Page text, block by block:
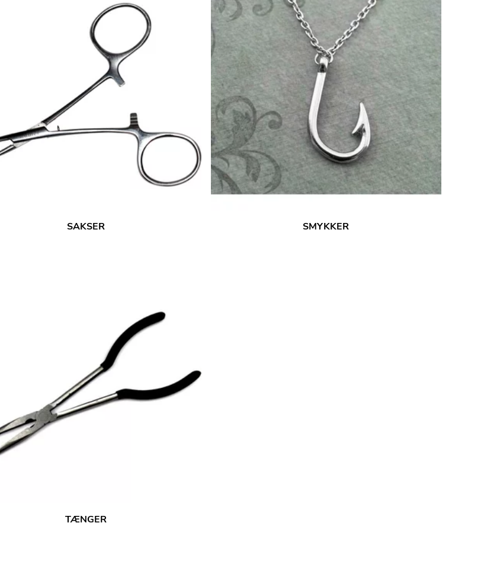
SAKSER SMYKKER
TÆNGER